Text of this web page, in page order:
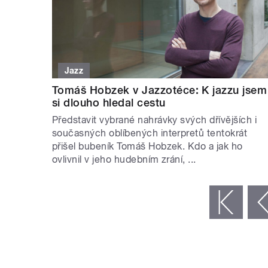
Jazz
Tomáš Hobzek v Jazzotéce: K jazzu jsem
si dlouho hledal cestu
Představit vybrané nahrávky svých dřívějších i
současných oblíbených interpretů tentokrát
přišel bubeník Tomáš Hobzek. Kdo a jak ho
ovlivnil v jeho hudebním zrání, ...
‹ předchozí